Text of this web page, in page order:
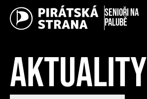
Senioři na
palubě
AKTUALITY